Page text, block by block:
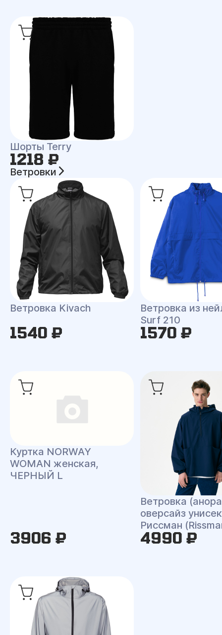
Шорты Terry
1218 ₽
Ветровки
Ветровка Kivach
1540 ₽
Ветровка из
Surf 210
1570 ₽
Куртка NORWAY
WOMAN женская,
ЧЕРНЫЙ L
3906 ₽
Ветровка
оверсайз
Риссман
4990 ₽